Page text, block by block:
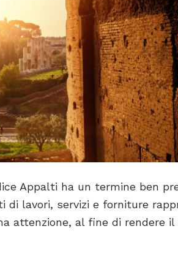
Appalti ha un termine ben
di lavori, servizi e forniture
attenzione, al fine di rendere